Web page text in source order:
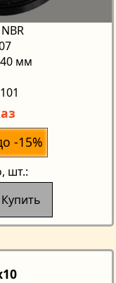
мм
-15%
, шт.:
Купить